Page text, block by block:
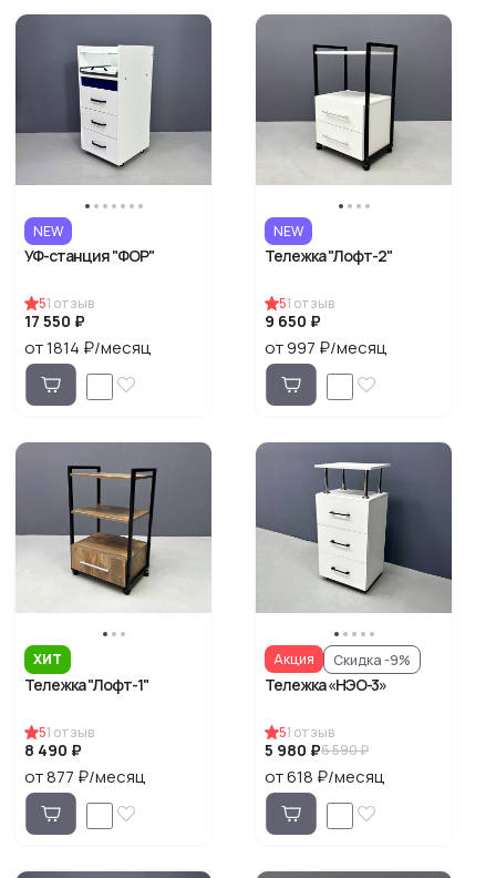
NEW
УФ-станция "ФОР"
51 отзыв
17 550 ₽
от 1814 ₽/месяц
NEW
Тележка "Лофт-2"
51 отзыв
9 650 ₽
от 997 ₽/месяц
ХИТ
Тележка "Лофт-1"
51 отзыв
8 490 ₽
от 877 ₽/месяц
Акция Скидка -9%
Тележка «НЭО-3»
51 отзыв
5 980 ₽6 590 ₽
от 618 ₽/месяц